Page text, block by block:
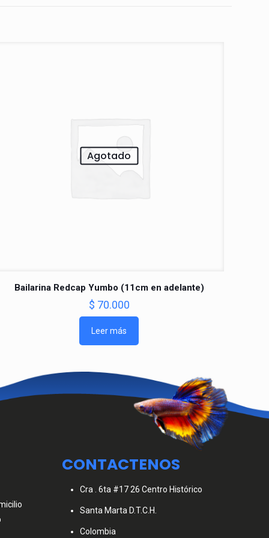
Agotado
Bailarina Redcap Yumbo (11cm en adelante)
$ 70.000
Leer más
CONTACTENOS
Cra . 6ta #17 26 Centro Histórico
Santa Marta D.T.C.H.
Colombia